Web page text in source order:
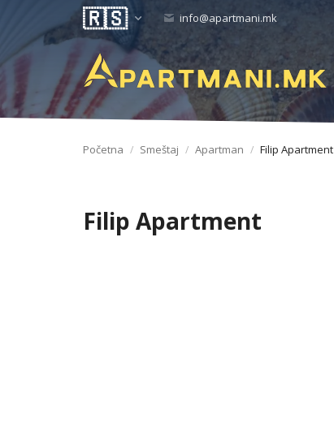
info@apartmani.mk
Početna Smeštaj Apartman Filip Apartment
Filip Apartment